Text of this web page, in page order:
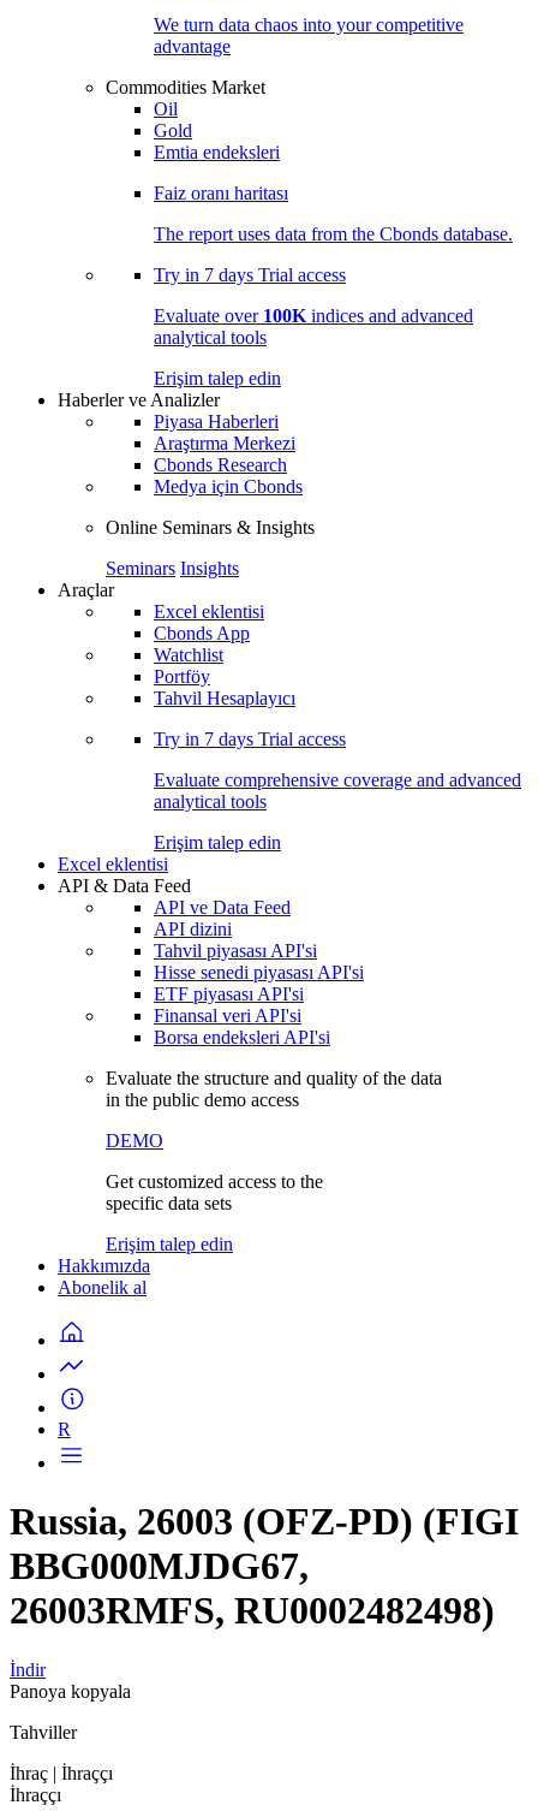
We turn data chaos into your competitive
advantage
Commodities Market
Oil
Gold
Emtia endeksleri
Faiz oranı haritası
The report uses data from the Cbonds database.
Try in 7 days Trial access
Evaluate over 100K indices and advanced
analytical tools
Erişim talep edin
Haberler ve Analizler
Piyasa Haberleri
Araştırma Merkezi
Cbonds Research
Medya için Cbonds
Online Seminars & Insights
Seminars Insights
Araçlar
Excel eklentisi
Cbonds App
Watchlist
Portföy
Tahvil Hesaplayıcı
Try in 7 days Trial access
Evaluate comprehensive coverage and advanced
analytical tools
Erişim talep edin
Excel eklentisi
API & Data Feed
API ve Data Feed
API dizini
Tahvil piyasası API'si
Hisse senedi piyasası API'si
ETF piyasası API'si
Finansal veri API'si
Borsa endeksleri API'si
Evaluate the structure and quality of the data
in the public demo access
DEMO
Get customized access to the
specific data sets
Erişim talep edin
Hakkımızda
Abonelik al
R
Russia, 26003 (OFZ-PD) (FIGI
BBG000MJDG67,
26003RMFS, RU0002482498)
İndir
Panoya kopyala
Tahviller
İhraç | İhraççı
İhraççı